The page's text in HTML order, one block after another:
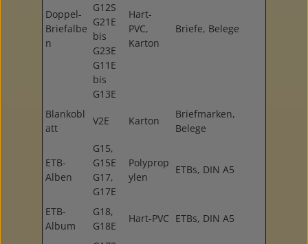
Doppel-
Briefalbe
n
G12S
G21E
bis
G23E
G11E
bis
G13E
Hart-
PVC,
Karton
Briefe, Belege
Blankobl
att
V2E Karton
Briefmarken,
Belege
ETB-
Alben
G15,
G15E
G17,
G17E
Polyprop
ylen
ETBs, DIN A5
ETB-
Album
G18,
G18E
Hart-PVC ETBs, DIN A5